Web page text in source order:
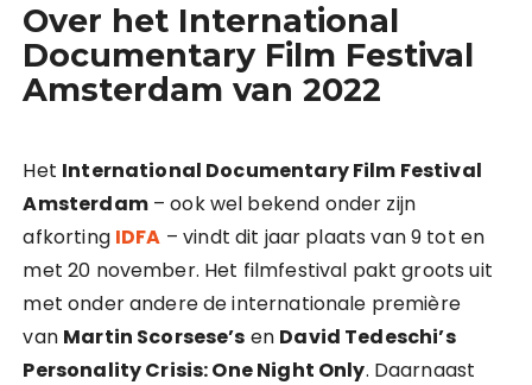
Over het International
Documentary Film Festival
Amsterdam van 2022
Het International Documentary Film Festival
Amsterdam– ook wel bekend onder zijn
afkorting IDFA – vindt dit jaar plaats van 9 tot en
met 20 november. Het filmfestival pakt groots uit
met onder andere de internationale première
van Martin Scorsese’s en David Tedeschi’s
Personality Crisis: One Night Only. Daarnaast